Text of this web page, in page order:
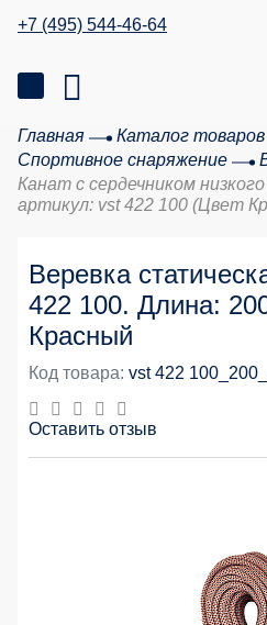
+7 (495) 544-46-64
Главная
Каталог товаров
Спортивное снаряжение
Канат с сердечником
артикул: vst 422 100 (Цвет
Веревка
422 100. Длина:
Красный
Код товара: vst 422
Оставить отзыв